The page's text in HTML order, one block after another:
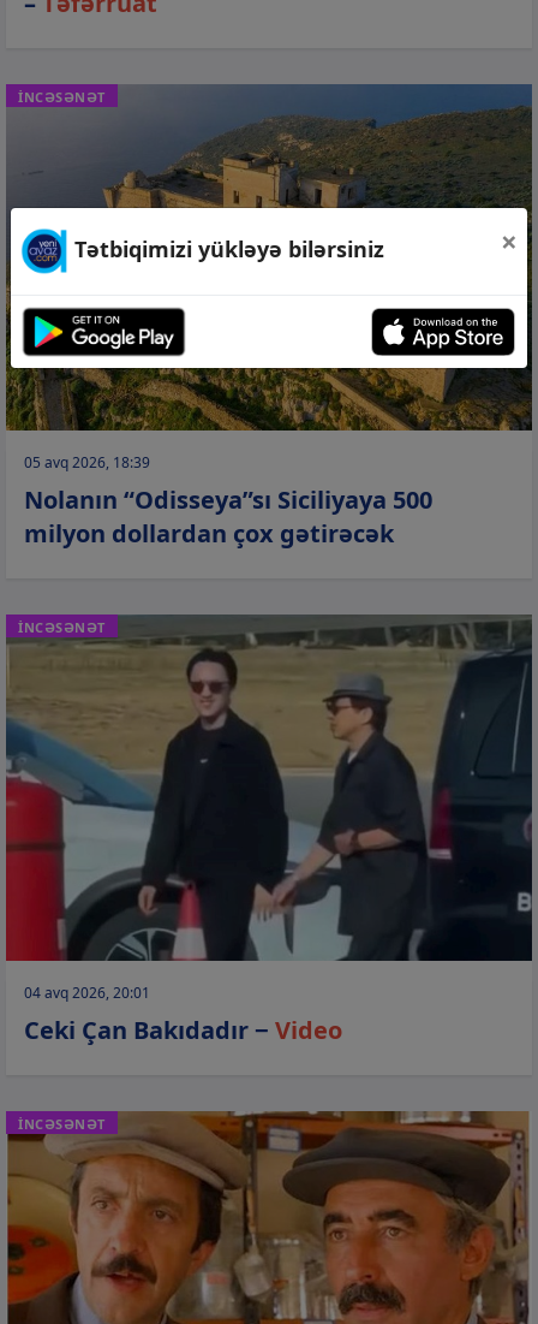
İNCƏSƏNƏT
05 avq 2026, 18:39
Nolanın “Odisseya”sı Siciliyaya 500
milyon dollardan çox gətirəcək
İNCƏSƏNƏT
04 avq 2026, 20:01
Ceki Çan Bakıdadır − Video
İNCƏSƏNƏT
Tətbiqimizi yükləyə bilərsiniz ×